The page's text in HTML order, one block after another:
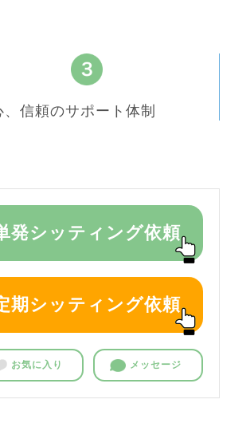
、信頼のサポート体制
発シッティング依頼
期シッティング依頼
お気に入り メッセージ